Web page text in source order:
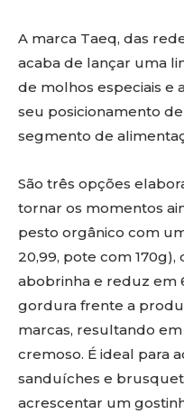
A marca Taeq, das
acaba de lançar uma
de molhos especiais e
seu posicionamento
segmento de
São três opções
tornar os momentos
pesto orgânico com
20,99, pote com
abobrinha e reduz em
gordura frente a
marcas, resultando
cremoso. É ideal para
sanduíches e
acrescentar um